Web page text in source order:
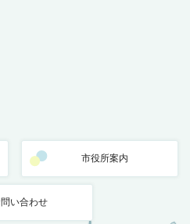
市役所案内
い合わせ